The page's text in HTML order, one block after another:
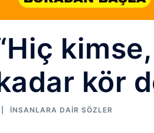
kör
İNSANLARA DAIR SÖZLER